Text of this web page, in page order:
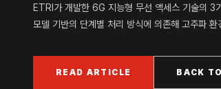
ETRI가 개발한 6G 지능형 무선 액세스 기술의
모델 기반의 단계별 처리 방식에 의존해 고주파
READ ARTICLE BACK